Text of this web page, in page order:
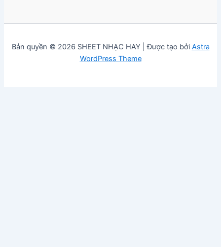
Bản quyền © 2026 SHEET NHẠC HAY | Được tạo bởi Astra
WordPress Theme